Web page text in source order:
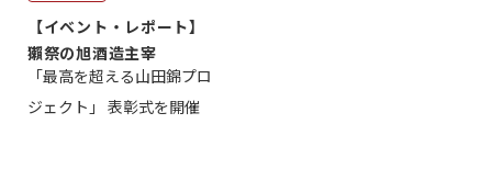
【イベント・レポート】
獺祭の旭酒造主宰
「最高を超える山田錦プロ
ジェクト」 表彰式を開催